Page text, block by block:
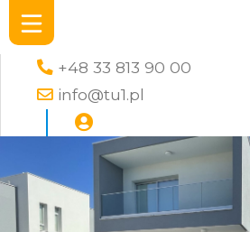
+48 33 813 90 00
info@tu1.pl